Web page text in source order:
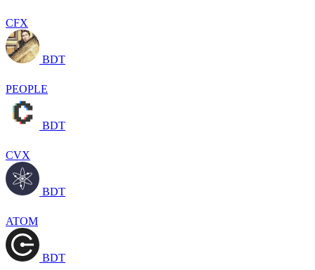
CFX
BDT
PEOPLE
BDT
CVX
BDT
ATOM
BDT